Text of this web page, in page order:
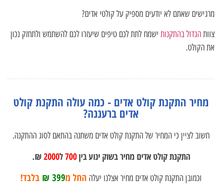
מרגישים שאתם לא יודעים מספיק על קולטי אדים?
צוותהגדול בהתקנות ישמח לתת לכם טיפים שיעזרו לכם להשתמש ולתחזק נכון
את הקולט.
מחיר התקנת קולט אדים - כמה עולה התקנת קולט
אדים ברעננה?
חשוב לציין כי המחיר של התקנת קולט אדים משתנה בהתאם לסוג ההתקנה.
התקנת קולט אדים מחיר בשוק ינוע בין700ל2000
₪.
וכמובן התקנת קולט אדים מחיר אצלנו יעלה החל מ399 ₪ בלבד!